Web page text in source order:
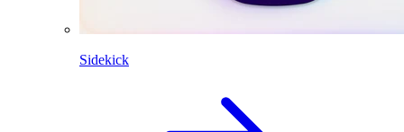
Sidekick